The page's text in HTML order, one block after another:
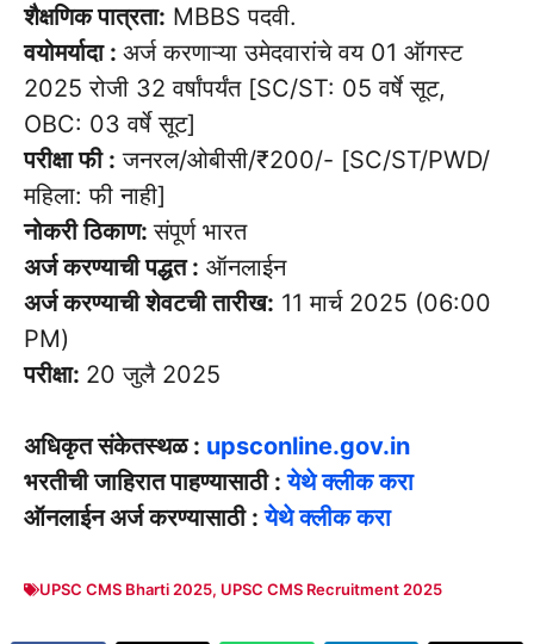
शैक्षणिक पात्रता: MBBS पदवी.
वयोमर्यादा : अर्ज करणाऱ्या उमेदवारांचे वय 01 ऑगस्ट
2025 रोजी 32 वर्षांपर्यंत [SC/ST: 05 वर्षे सूट,
OBC: 03 वर्षे सूट]
परीक्षा फी : जनरल/ओबीसी/₹200/- [SC/ST/PWD/
महिला: फी नाही]
नोकरी ठिकाण:संपूर्ण भारत
अर्ज करण्याची पद्धत : ऑनलाईन
अर्ज करण्याची शेवटची तारीख: 11 मार्च 2025 (06:00
PM)
परीक्षा: 20 जुलै 2025
अधिकृत संकेतस्थळ : upsconline.gov.in
भरतीची जाहिरात पाहण्यासाठी :येथे क्लीक करा
ऑनलाईन अर्ज करण्यासाठी : येथे क्लीक करा
UPSC CMS Bharti 2025, UPSC CMS Recruitment 2025